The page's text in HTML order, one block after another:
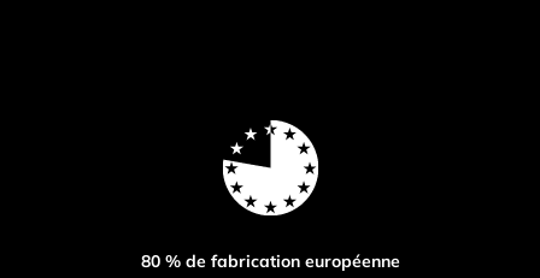
80 % de fabrication européenne